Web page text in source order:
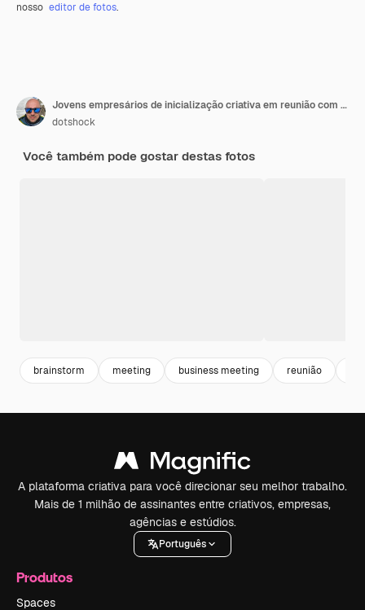
nosso editor de fotos.
Jovens empresários de inicialização criativa em reunião com empresário maduro sênior mais velho no escritório moderno fazendo planos e projetos com adesivos post em vidro
dotshock
Você também pode gostar destas fotos
brainstorm meeting business meeting reunião
A plataforma criativa para você direcionar seu melhor trabalho.
Mais de 1 milhão de assinantes entre criativos, empresas,
agências e estúdios.
Português
Produtos
Spaces